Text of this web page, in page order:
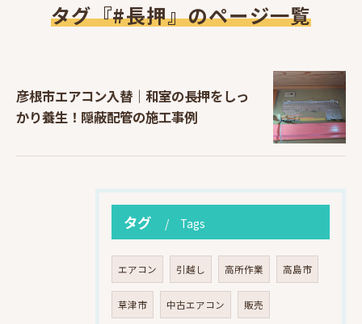
タグ『#長押』のページ一覧
彦根市エアコン入替｜和室の長押をしっ
かり養生！隠蔽配管の施工事例
タグ Tags
エアコン 引越し 高所作業 高島市
草津市 中古エアコン 販売